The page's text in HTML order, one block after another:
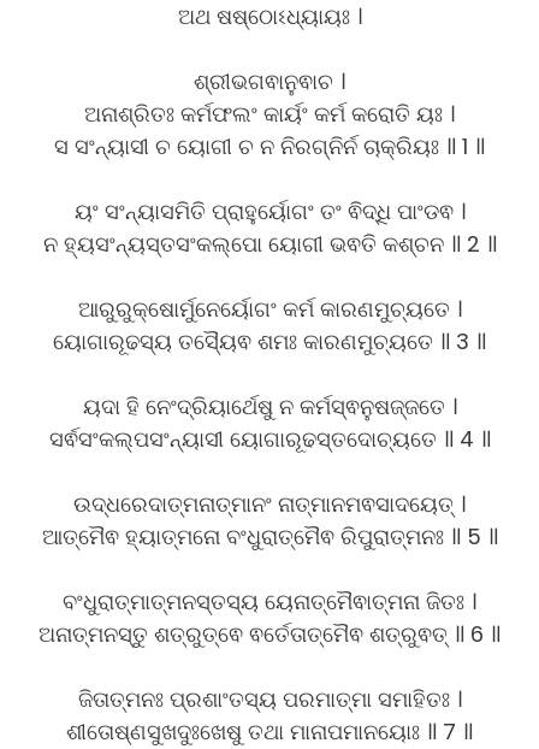
ଅଥ ଷଷ୍ଠୋଽଧ୍ୟାୟଃ ।
ଶ୍ରୀଭଗଵାନୁଵାଚ ।
ଅନାଶ୍ରିତଃ କର୍ମଫଲଂ କାର୍ୟଂ କର୍ମ କରୋତି ୟଃ ।
ସ ସଂନ୍ୟାସୀ ଚ ୟୋଗୀ ଚ ନ ନିରଗ୍ନିର୍ନ ଚାକ୍ରିୟଃ ॥ 1 ॥
ୟଂ ସଂନ୍ୟାସମିତି ପ୍ରାହୁର୍ୟୋଗଂ ତଂ ଵିଦ୍ଧି ପାଂଡଵ ।
ନ ହ୍ୟସଂନ୍ୟସ୍ତସଂକଲ୍ପୋ ୟୋଗୀ ଭଵତି କଶ୍ଚନ ॥ 2 ॥
ଆରୁରୁକ୍ଷୋର୍ମୁନେର୍ୟୋଗଂ କର୍ମ କାରଣମୁଚ୍ୟତେ ।
ୟୋଗାରୂଢସ୍ୟ ତସ୍ୟୈଵ ଶମଃ କାରଣମୁଚ୍ୟତେ ॥ 3 ॥
ୟଦା ହି ନେଂଦ୍ରିୟାର୍ଥେଷୁ ନ କର୍ମସ୍ଵନୁଷଜ୍ଜତେ ।
ସର୍ଵସଂକଲ୍ପସଂନ୍ୟାସୀ ୟୋଗାରୂଢସ୍ତଦୋଚ୍ୟତେ ॥ 4 ॥
ଉଦ୍ଧରେଦାତ୍ମନାତ୍ମାନଂ ନାତ୍ମାନମଵସାଦୟେତ୍ ।
ଆତ୍ମୈଵ ହ୍ୟାତ୍ମନୋ ବଂଧୁରାତ୍ମୈଵ ରିପୁରାତ୍ମନଃ ॥ 5 ॥
ବଂଧୁରାତ୍ମାତ୍ମନସ୍ତସ୍ୟ ୟେନାତ୍ମୈଵାତ୍ମନା ଜିତଃ ।
ଅନାତ୍ମନସ୍ତୁ ଶତ୍ରୁତ୍ଵେ ଵର୍ତେତାତ୍ମୈଵ ଶତ୍ରୁଵତ୍ ॥ 6 ॥
ଜିତାତ୍ମନଃ ପ୍ରଶାଂତସ୍ୟ ପରମାତ୍ମା ସମାହିତଃ ।
ଶୀତୋଷ୍ଣସୁଖଦୁଃଖେଷୁ ତଥା ମାନାପମାନୟୋଃ ॥ 7 ॥